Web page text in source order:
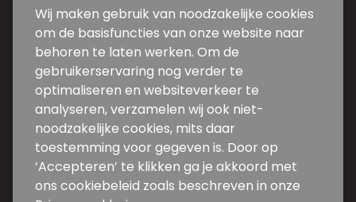
Contact
Weg en Bos 5d-5e
2661 DG Bergschenhoek
010 31 34 600
info@backwire.nl
Volg ons
Wij maken gebruik van noodzakelijke cookies
om de basisfuncties van onze website naar
behoren te laten werken. Om de
gebruikerservaring nog verder te
optimaliseren en websiteverkeer te
analyseren, verzamelen wij ook niet-
noodzakelijke cookies, mits daar
toestemming voor gegeven is. Door op
‘Accepteren’ te klikken ga je akkoord met
ons cookiebeleid zoals beschreven in onze